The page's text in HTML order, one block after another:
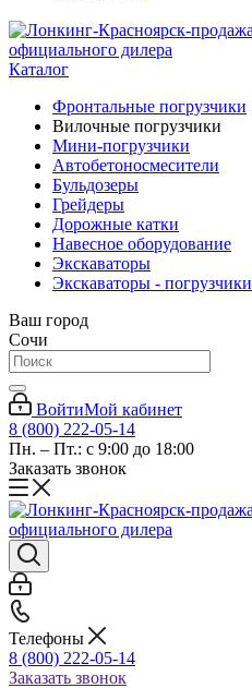
Каталог
Фронтальные погрузчики
Вилочные погрузчики
Мини-погрузчики
Автобетоносмесители
Бульдозеры
Грейдеры
Дорожные катки
Навесное оборудование
Экскаваторы
Экскаваторы - погрузчики
Ваш город
Сочи
ВойтиМой кабинет
8 (800) 222-05-14
Пн. – Пт.: с 9:00 до 18:00
Заказать звонок
Телефоны
8 (800) 222-05-14
Заказать звонок